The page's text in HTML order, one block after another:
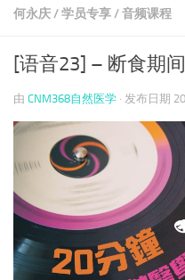
何永庆/学员专享/音频课程
[语音23] – 断食期
由 CNM368自然医学 · 发布日期